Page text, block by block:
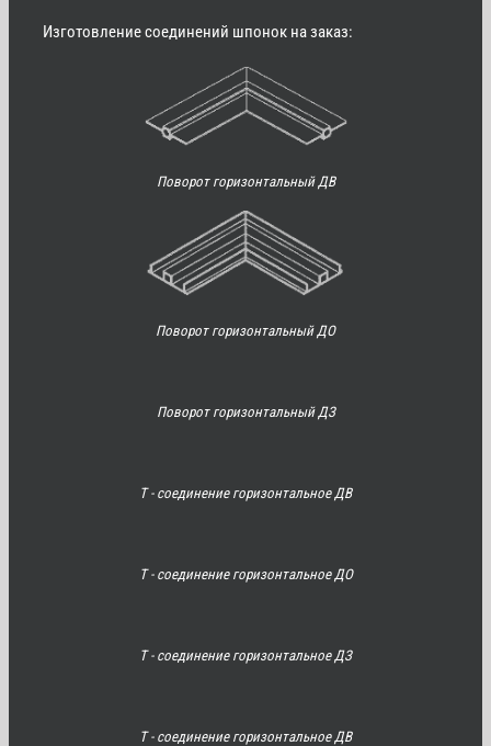
Изготовление соединений шпонок на заказ:
Поворот горизонтальный ДВ
Поворот горизонтальный ДО
Поворот горизонтальный ДЗ
Т - соединение горизонтальное ДВ
Т - соединение горизонтальное ДО
Т - соединение горизонтальное ДЗ
Т - соединение горизонтальное ДВ